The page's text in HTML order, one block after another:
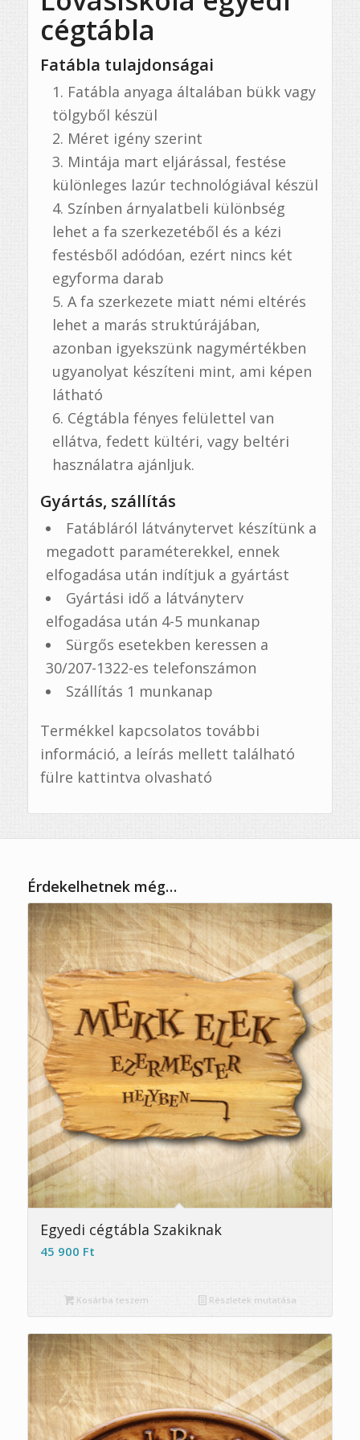
cégtábla
Fatábla tulajdonságai
Fatábla anyaga általában bükk vagy
tölgyből készül
Méret igény szerint
Mintája mart eljárással, festése
különleges lazúr technológiával készül
Színben árnyalatbeli különbség
lehet a fa szerkezetéből és a kézi
festésből adódóan, ezért nincs két
egyforma darab
A fa szerkezete miatt némi eltérés
lehet a marás struktúrájában,
azonban igyekszünk nagymértékben
ugyanolyat készíteni mint, ami képen
látható
Cégtábla fényes felülettel van
ellátva, fedett kültéri, vagy beltéri
használatra ajánljuk.
Gyártás, szállítás
Fatábláról látványtervet készítünk a
megadott paraméterekkel, ennek
elfogadása után indítjuk a gyártást
Gyártási idő a látványterv
elfogadása után 4-5 munkanap
Sürgős esetekben keressen a
30/207-1322-es telefonszámon
Szállítás 1 munkanap
Termékkel kapcsolatos további
információ, a leírás mellett található
fülre kattintva olvasható
Érdekelhetnek még…
Egyedi cégtábla Szakiknak
45 900 Ft
Kosárba teszem Részletek mutatása